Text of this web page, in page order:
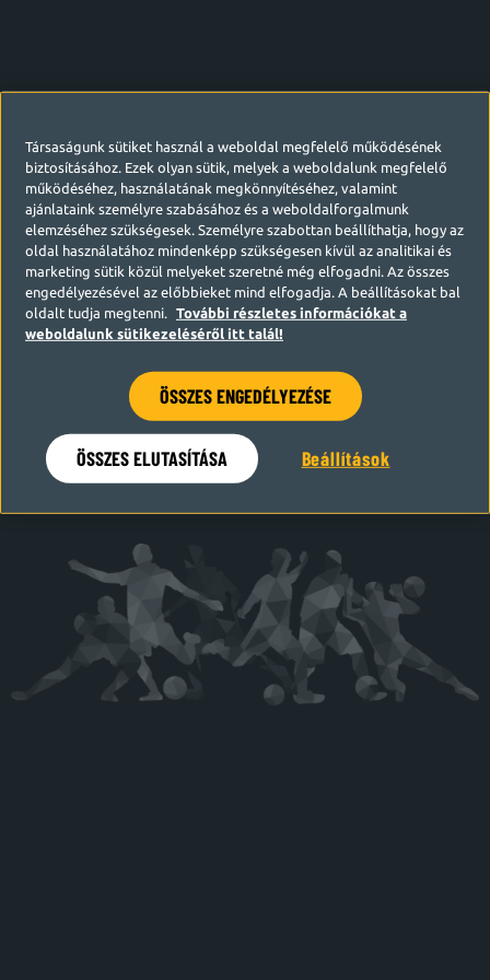
Hamarosan visszatérünk
Társaságunk sütiket használ a weboldal megfelelő működésének
biztosításához. Ezek olyan sütik, melyek a weboldalunk megfelelő
működéséhez, használatának megkönnyítéséhez, valamint
ajánlataink személyre szabásához és a weboldalforgalmunk
elemzéséhez szükségesek. Személyre szabottan beállíthatja, hogy az
oldal használatához mindenképp szükségesen kívül az analitikai és
marketing sütik közül melyeket szeretné még elfogadni. Az összes
engedélyezésével az előbbieket mind elfogadja. A beállításokat bal
oldalt tudja megtenni.
További részletes információkat a
weboldalunk sütikezeléséről itt talál!
ÖSSZES ENGEDÉLYEZÉSE
ÖSSZES ELUTASÍTÁSA Beállítások